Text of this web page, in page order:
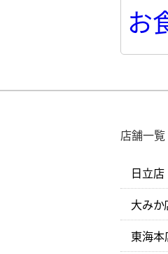
お
店舗一覧
日立店
大みか
東海本